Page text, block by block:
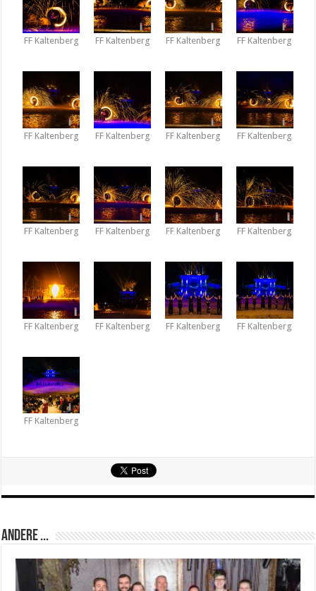
FF Kaltenberg FF Kaltenberg FF Kaltenberg FF Kaltenberg
FF Kaltenberg FF Kaltenberg FF Kaltenberg FF Kaltenberg
FF Kaltenberg FF Kaltenberg FF Kaltenberg FF Kaltenberg
FF Kaltenberg FF Kaltenberg FF Kaltenberg FF Kaltenberg
FF Kaltenberg
Andere ...